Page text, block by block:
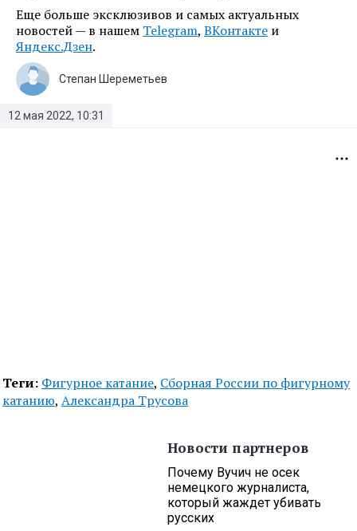
Еще больше эксклюзивов и самых актуальных
новостей — в нашем Telegram, ВКонтакте и
Яндекс.Дзен.
12 мая 2022, 10:31
Степан Шереметьев
Теги: Фигурное катание, Сборная России по фигурному
катанию, Александра Трусова
Новости партнеров
Почему Вучич не осек
немецкого журналиста,
который жаждет убивать
русских